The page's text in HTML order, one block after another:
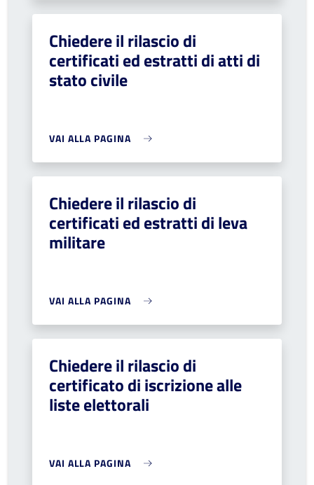
Chiedere il rilascio di
certificati ed estratti di atti di
stato civile
VAI ALLA PAGINA
Chiedere il rilascio di
certificati ed estratti di leva
militare
VAI ALLA PAGINA
Chiedere il rilascio di
certificato di iscrizione alle
liste elettorali
VAI ALLA PAGINA